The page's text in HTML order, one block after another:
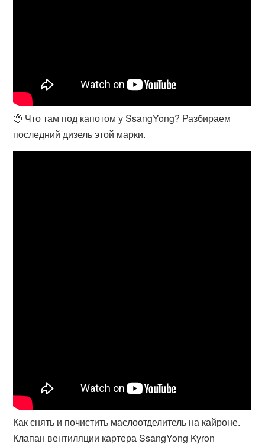
🤨 Что там под капотом у SsangYong? Разбираем
последний дизель этой марки.
Как снять и почистить маслоотделитель на кайроне.
Клапан вентиляции картера SsangYong Kyron